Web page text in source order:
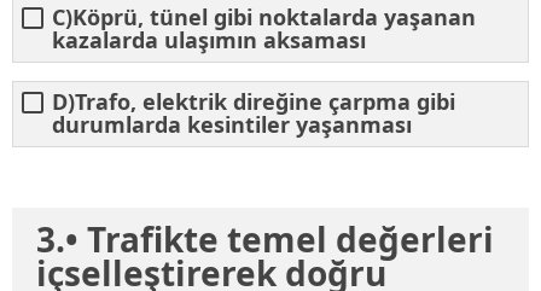
C)Köprü, tünel gibi noktalarda yaşanan
kazalarda ulaşımın aksaması
D)Trafo, elektrik direğine çarpma gibi
durumlarda kesintiler yaşanması
3.• Trafikte temel değerleri
içselleştirerek doğru